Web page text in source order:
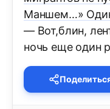
Маншем…»
— Вот,блин,
ночь еще один